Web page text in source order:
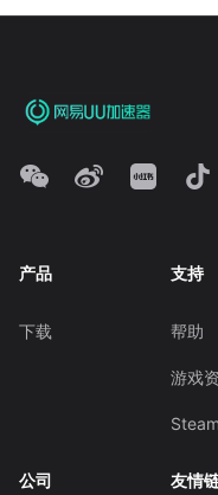
产品
下载
支持
帮助
游戏
Steam
公司 友情